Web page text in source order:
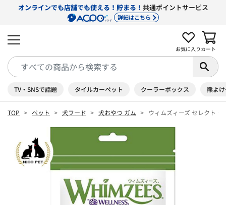
オンラインでも店舗でも使える！貯まる！ 共通ポイントサービス
詳細はこちら
お気に入り カート
TV・SNSで話題 タイルカーペット クーラーボックス 熊よ
TOP ペット 犬フード 犬おやつ ガム ウィムズィーズ セレクト・